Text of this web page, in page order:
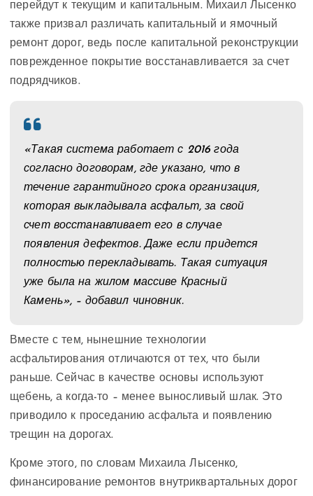
перейдут к текущим и капитальным. Михаил Лысенко
также призвал различать капитальный и ямочный
ремонт дорог, ведь после капитальной реконструкции
поврежденное покрытие восстанавливается за счет
подрядчиков.
«Такая система работает с 2016 года
согласно договорам, где указано, что в
течение гарантийного срока организация,
которая выкладывала асфальт, за свой
счет восстанавливает его в случае
появления дефектов. Даже если придется
полностью перекладывать. Такая ситуация
уже была на жилом массиве Красный
Камень», – добавил чиновник.
Вместе с тем, нынешние технологии
асфальтирования отличаются от тех, что были
раньше. Сейчас в качестве основы используют
щебень, а когда-то – менее выносливый шлак. Это
приводило к проседанию асфальта и появлению
трещин на дорогах.
Кроме этого, по словам Михаила Лысенко,
финансирование ремонтов внутриквартальных дорог